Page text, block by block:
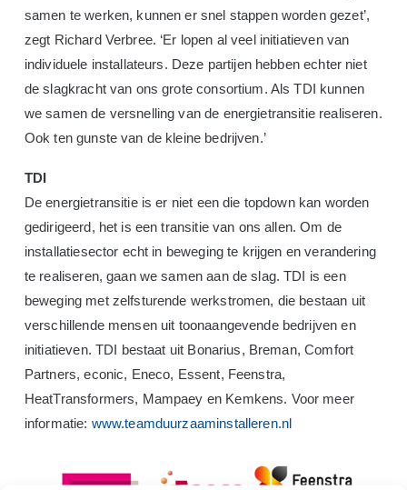
samen te werken, kunnen er snel stappen worden gezet’,
zegt Richard Verbree. ‘Er lopen al veel initiatieven van
individuele installateurs. Deze partijen hebben echter niet
de slagkracht van ons grote consortium. Als TDI kunnen
we samen de versnelling van de energietransitie realiseren.
Ook ten gunste van de kleine bedrijven.’
TDI
De energietransitie is er niet een die topdown kan worden
gedirigeerd, het is een transitie van ons allen. Om de
installatiesector echt in beweging te krijgen en verandering
te realiseren, gaan we samen aan de slag. TDI is een
beweging met zelfsturende werkstromen, die bestaan uit
verschillende mensen uit toonaangevende bedrijven en
initiatieven. TDI bestaat uit Bonarius, Breman, Comfort
Partners, econic, Eneco, Essent, Feenstra,
HeatTransformers, Mampaey en Kemkens. Voor meer
informatie: www.teamduurzaaminstalleren.nl